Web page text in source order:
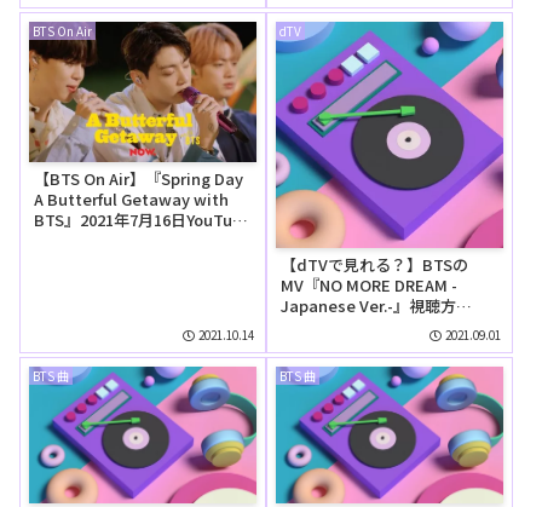
BTS On Air
【BTS On Air】『Spring Day
A Butterful Getaway with
BTS』2021年7月16日YouTube
2021.10.14
dTV
【dTVで見れる？】BTSの
MV『NO MORE DREAM -
Japanese Ver.-』視聴方
2021.09.01
BTS 曲 BTS 曲